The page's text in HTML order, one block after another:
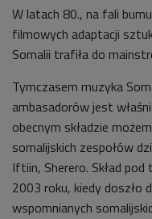
W latach 80., na fali
filmowych adaptacji
Somalii trafiła do
Tymczasem muzyka
ambasadorów jest
obecnym składzie
somalijskich zespołów
Iftiin, Sherero. Skład
2003 roku, kiedy doszło
wspomnianych